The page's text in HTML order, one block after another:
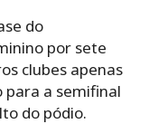
do
por sete
clubes apenas
para a semifinal
do pódio.